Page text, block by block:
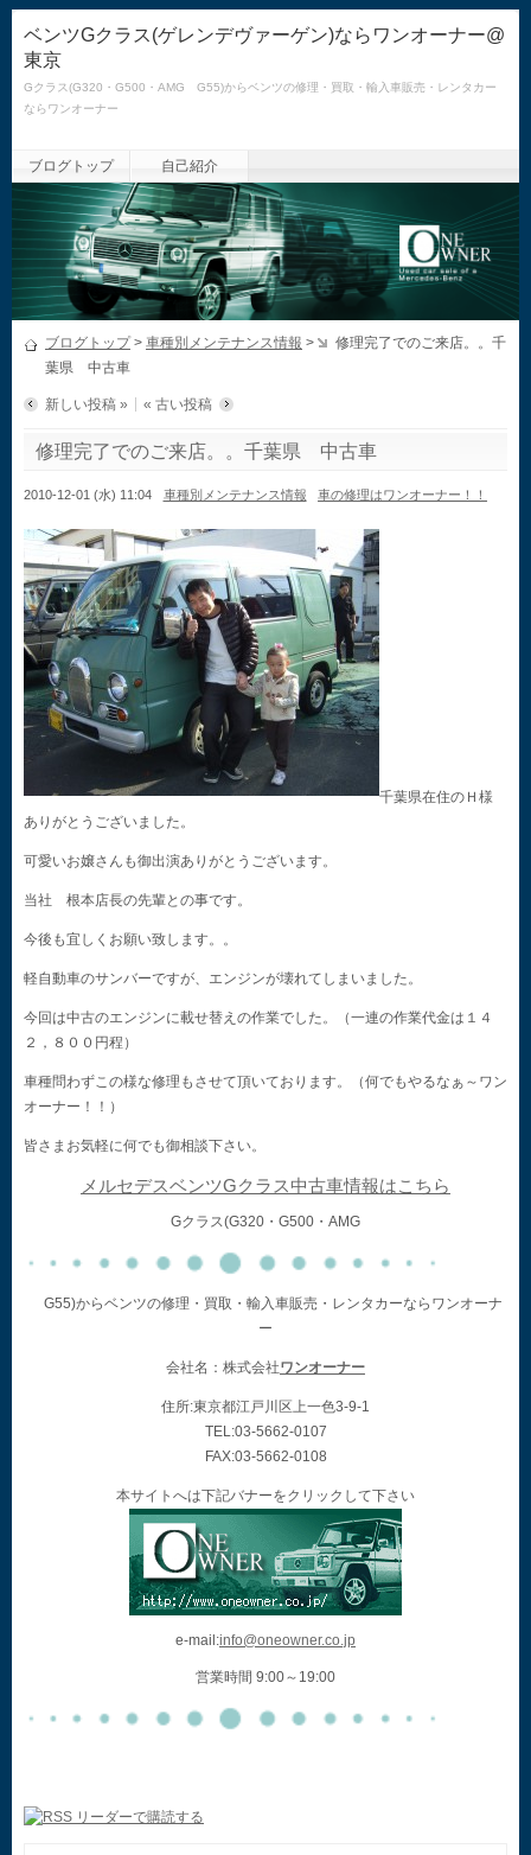
ベンツGクラス(ゲレンデヴァーゲン)ならワンオーナー@
東京
Gクラス(G320・G500・AMG G55)からベンツの修理・買取・輸入車販売・レンタカー
ならワンオーナー
ブログトップ 自己紹介
ブログトップ> 車種別メンテナンス情報 >
修理完了でのご来店。。千
葉県 中古車
新しい投稿 » « 古い投稿
修理完了でのご来店。。千葉県 中古車
2010-12-01 (水) 11:04 車種別メンテナンス情報 車の修理はワンオーナー！！
千葉県在住のＨ様
ありがとうございました。
可愛いお嬢さんも御出演ありがとうございます。
当社 根本店長の先輩との事です。
今後も宜しくお願い致します。。
軽自動車のサンバーですが、エンジンが壊れてしまいました。
今回は中古のエンジンに載せ替えの作業でした。（一連の作業代金は１４
２，８００円程）
車種問わずこの様な修理もさせて頂いております。（何でもやるなぁ～ワン
オーナー！！）
皆さまお気軽に何でも御相談下さい。
メルセデスベンツGクラス中古車情報はこちら
Gクラス(G320・G500・AMG
G55)からベンツの修理・買取・輸入車販売・レンタカーならワンオーナ
ー
会社名：株式会社ワンオーナー
住所:東京都江戸川区上一色3-9-1
TEL:03-5662-0107
FAX:03-5662-0108
本サイトへは下記バナーをクリックして下さい
e-mail:info@oneowner.co.jp
営業時間 9:00～19:00